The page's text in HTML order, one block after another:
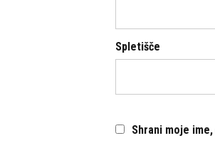
Spletišče
Shrani moje